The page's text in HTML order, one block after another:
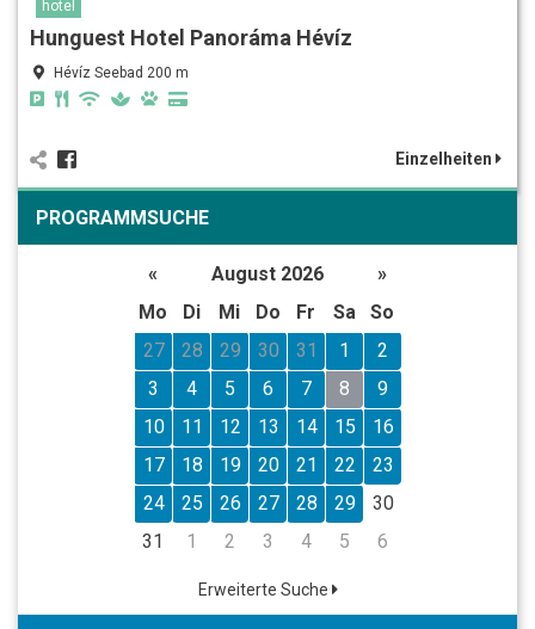
hotel
Hunguest Hotel Panoráma Hévíz
Hévíz Seebad 200 m
Einzelheiten
PROGRAMMSUCHE
« August 2026
»
Mo
Di Mi Do Fr Sa
So
27
28 29 30 31 1
2
3
4 5 6 7 8
9
10
11 12 13 14 15
16
17
18 19 20 21 22
23
24
25 26 27 28 29
30
31
1 2 3 4 5 6
Erweiterte Suche